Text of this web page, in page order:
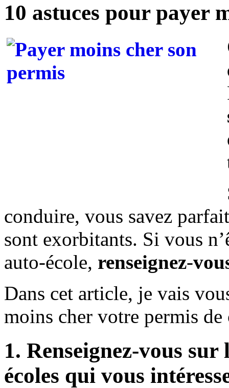
10 astuces pour payer
conduire, vous savez
sont exorbitants. Si vous
auto-école, renseignez-
Dans cet article, je vais
moins cher votre permis
1. Renseignez-vous sur
écoles qui vous